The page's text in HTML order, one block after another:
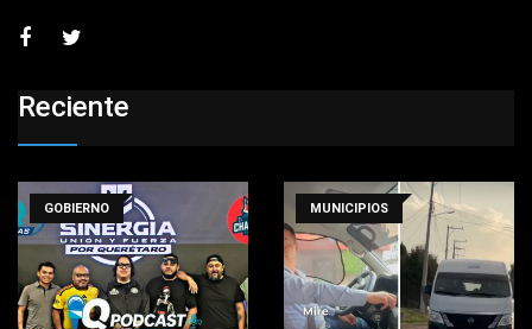
Reciente
GOBIERNO MUNICIPIOS